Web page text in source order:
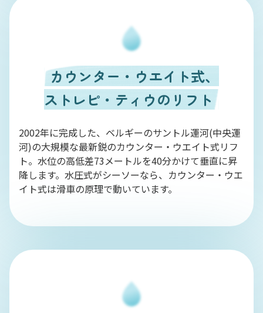
カウンター・ウエイト式、
ストレピ・ティウのリフト
2002年に完成した、ベルギーのサントル運河(中央運
河)の大規模な最新鋭のカウンター・ウエイト式リフ
ト。水位の高低差73メートルを40分かけて垂直に昇
降します。水圧式がシーソーなら、カウンター・ウエ
イト式は滑車の原理で動いています。